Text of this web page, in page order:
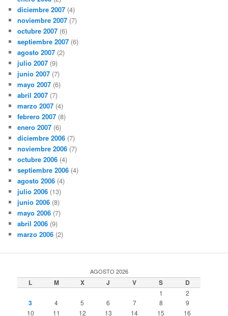
diciembre 2007 (4)
noviembre 2007 (7)
octubre 2007 (6)
septiembre 2007 (6)
agosto 2007 (2)
julio 2007 (9)
junio 2007 (7)
mayo 2007 (6)
abril 2007 (7)
marzo 2007 (4)
febrero 2007 (8)
enero 2007 (6)
diciembre 2006 (7)
noviembre 2006 (7)
octubre 2006 (4)
septiembre 2006 (4)
agosto 2006 (4)
julio 2006 (13)
junio 2006 (8)
mayo 2006 (7)
abril 2006 (9)
marzo 2006 (2)
AGOSTO 2026
L M X J V S D
1 2
3 4 5 6 7 8
9
10
11 12 13 14 15 16